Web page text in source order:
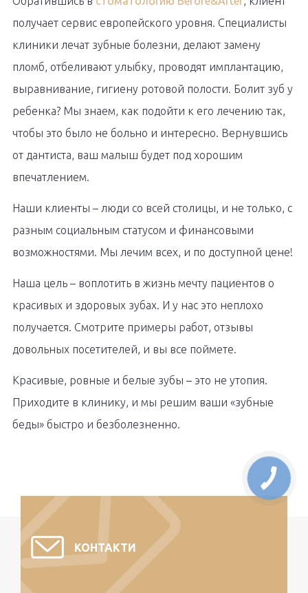
получает сервис европейского уровня. Специалисты
клиники лечат зубные болезни, делают замену
пломб, отбеливают улыбку, проводят имплантацию,
выравнивание, гигиену ротовой полости. Болит зуб у
ребенка? Мы знаем, как подойти к его лечению так,
чтобы это было не больно и интересно. Вернувшись
от дантиста, ваш малыш будет под хорошим
впечатлением.
Наши клиенты – люди со всей столицы, и не только, с
разным социальным статусом и финансовыми
возможностями. Мы лечим всех, и по доступной цене!
Наша цель – воплотить в жизнь мечту пациентов о
красивых и здоровых зубах. И у нас это неплохо
получается. Смотрите примеры работ, отзывы
довольных посетителей, и вы все поймете.
Красивые, ровные и белые зубы – это не утопия.
Приходите в клинику, и мы решим ваши «зубные
беды» быстро и безболезненно.
КОНТАКТИ